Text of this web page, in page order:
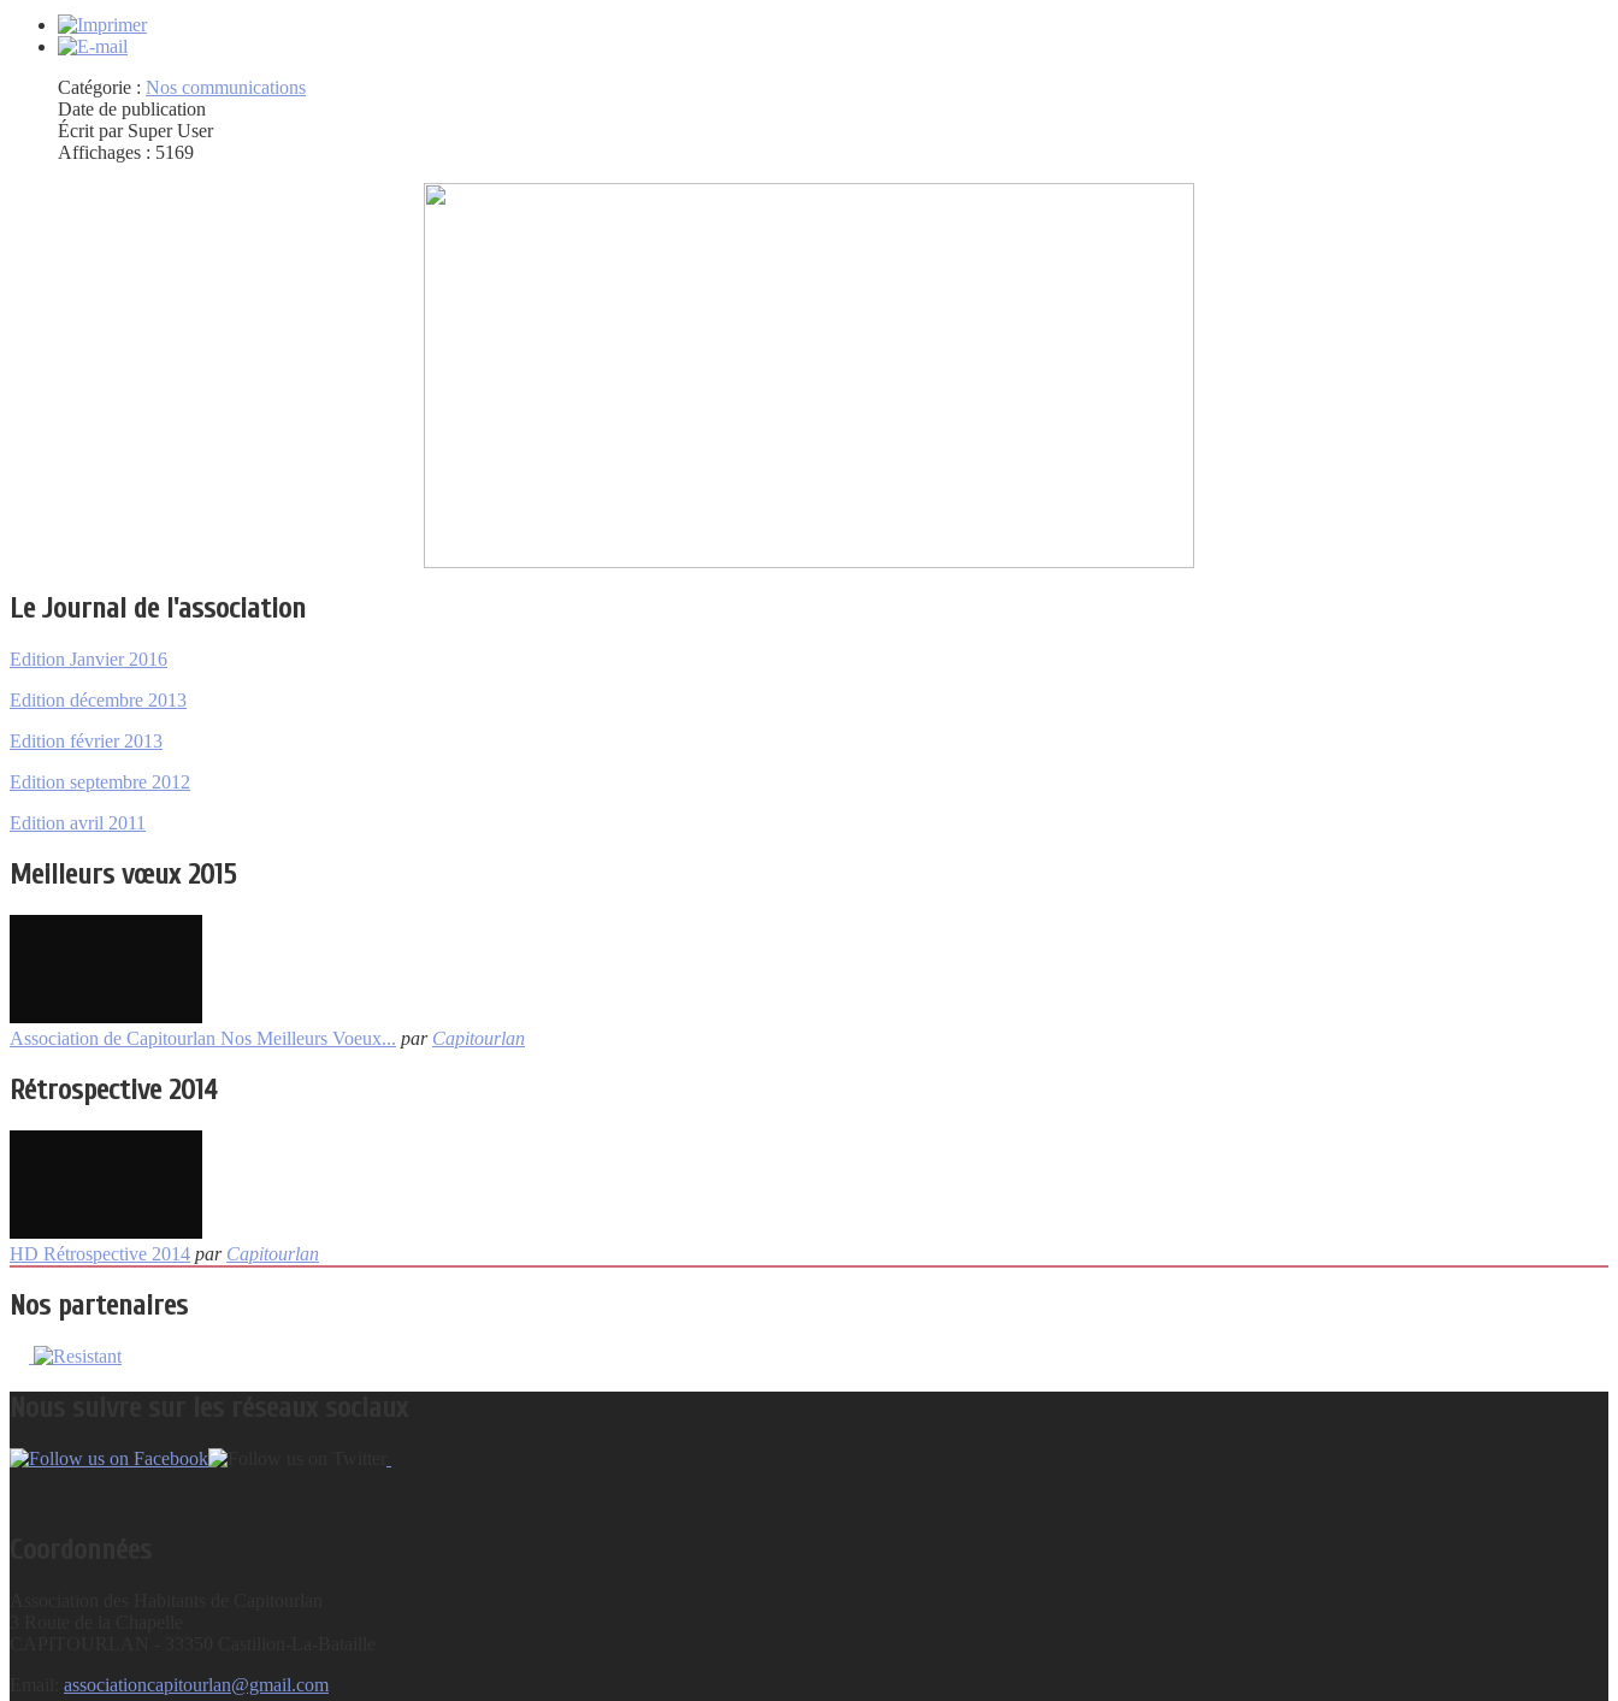
Catégorie : Nos communications
Date de publication
Écrit par Super User
Affichages : 5169
Le Journal de l'association
Edition Janvier 2016
Edition décembre 2013
Edition février 2013
Edition septembre 2012
Edition avril 2011
Meilleurs vœux 2015
Association de Capitourlan Nos Meilleurs Voeux... par Capitourlan
Rétrospective 2014
HD Rétrospective 2014 par Capitourlan
Nos partenaires
associationcapitourlan@gmail.com